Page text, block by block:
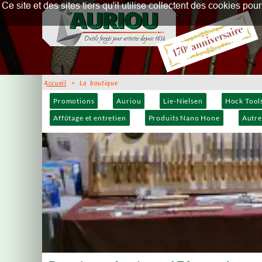
Promotions Auriou Lie-Nielsen Hock
Affûtage et entretien
Produits Nano Hone
Accueil > La boutique
Ce site et des sites tiers qu'il utilise collectent des cookies